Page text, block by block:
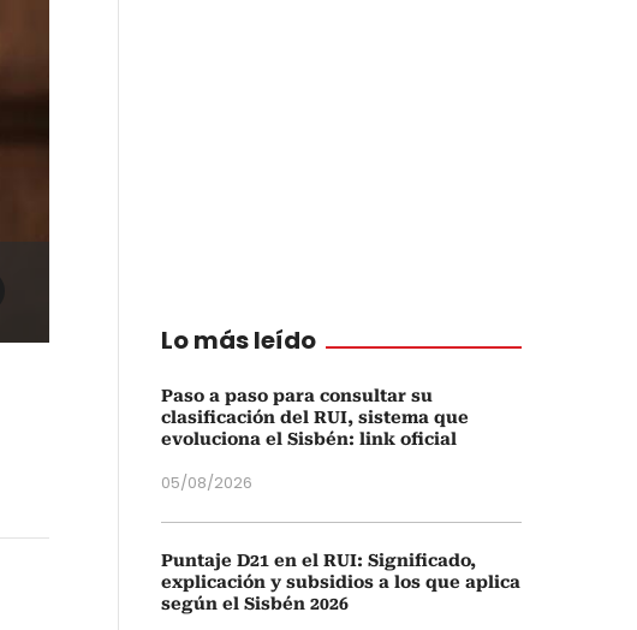
Lo más leído
Paso a paso para consultar su
clasificación del RUI, sistema que
evoluciona el Sisbén: link oficial
05/08/2026
Puntaje D21 en el RUI: Significado,
explicación y subsidios a los que aplica
según el Sisbén 2026